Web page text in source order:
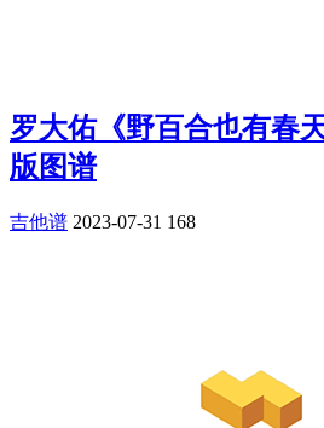
罗大佑《野百合也有春
版图谱
吉他谱 2023-07-31 168